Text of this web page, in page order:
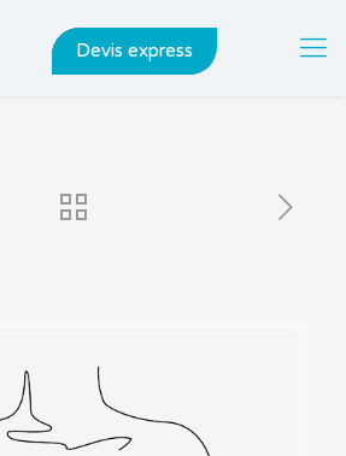
Devis express